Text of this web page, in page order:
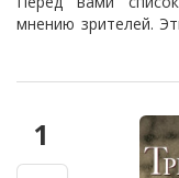
мнению зрителей.
— более
герои —
сверхъестественной
1